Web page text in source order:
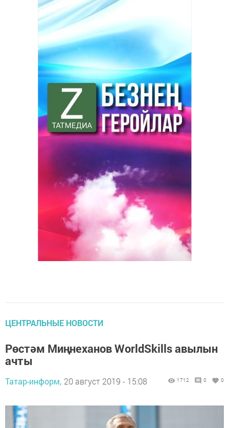
ЦЕНТРАЛЬНЫЕ НОВОСТИ
Рөстәм Миңнеханов WorldSkills авылын
ачты
Татар-информ, 20 август 2019 - 15:08 1712 0 0